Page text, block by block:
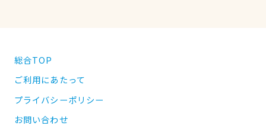
総合TOP
ご利用にあたって
プライバシーポリシー
お問い合わせ